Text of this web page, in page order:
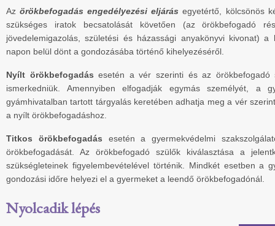
Azörökbefogadás engedélyezési eljárás egyetértő, kölcsönös
szükséges iratok becsatolását követően (az örökbefogadó
jövedelemigazolás, születési és házassági anyakönyvi kivonat)
napon belül dönt a gondozásába történő kihelyezéséről.
Nyílt örökbefogadás esetén a vér szerinti és az örökbefogadó
ismerkedniük. Amennyiben elfogadják egymás személyét, a
gyámhivatalban tartott tárgyalás keretében adhatja meg a vér
a nyílt örökbefogadáshoz.
Titkos örökbefogadás esetén a gyermekvédelmi
örökbefogadását. Az örökbefogadó szülők kiválasztása a
szükségleteinek figyelembevételével történik. Mindkét esetben a
gondozási időre helyezi el a gyermeket a leendő örökbefogadónál.
Nyolcadik lépés